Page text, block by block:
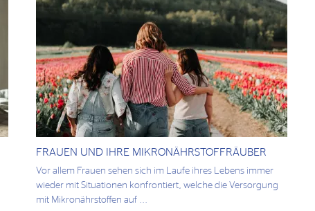
FRAUEN UND IHRE MIKRONÄHRSTOFFRÄUBER
Vor allem Frauen sehen sich im Laufe ihres Lebens immer
wieder mit Situationen konfrontiert, welche die Versorgung
mit Mikronährstoffen auf ...